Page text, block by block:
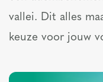
vallei. Dit alles
keuze voor jouw